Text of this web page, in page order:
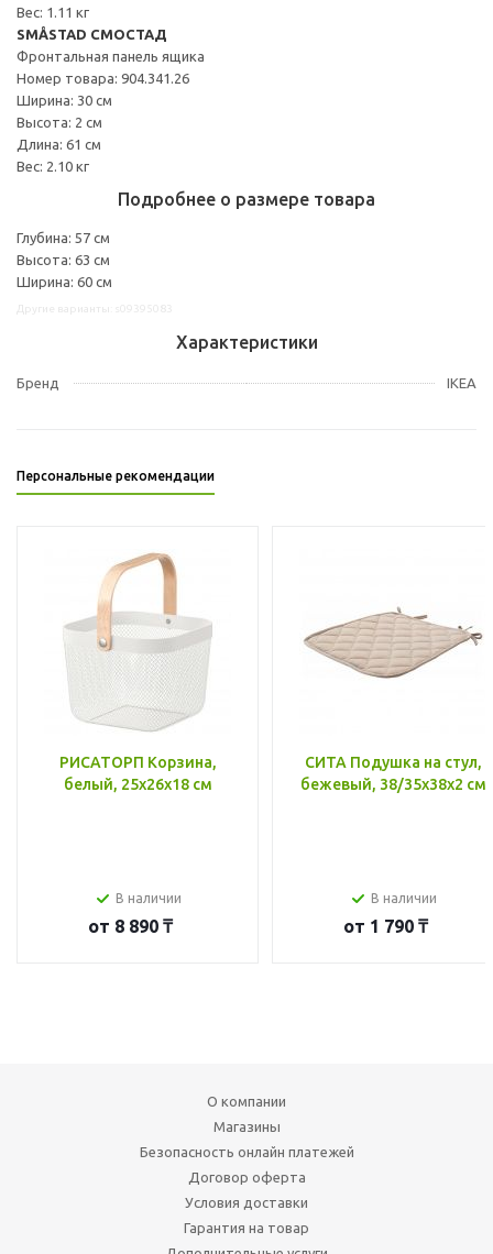
Вес: 1.11 кг
SMÅSTAD СМОСТАД
Фронтальная панель ящика
Номер товара: 904.341.26
Ширина: 30 см
Высота: 2 см
Длина: 61 см
Вес: 2.10 кг
Подробнее о размере товара
Глубина: 57 см
Высота: 63 см
Ширина: 60 см
Характеристики
Бренд IKEA
Персональные рекомендации
РИСАТОРП Корзина,
белый, 25x26x18 см
В наличии
от 8 890 ₸
СИТА Подушка на стул,
бежевый, 38/35x38x2 см
В наличии
от 1 790 ₸
О компании
Магазины
Безопасность онлайн платежей
Договор оферта
Условия доставки
Гарантия на товар